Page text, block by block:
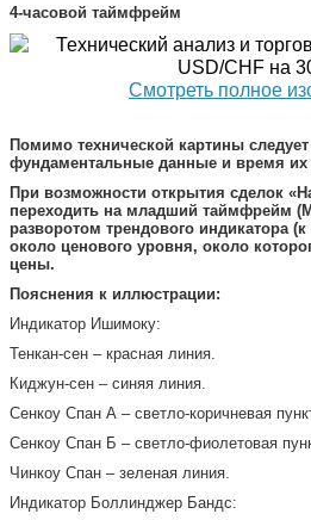
4-часовой таймфрейм
Смотреть полное
Помимо технической картины
фундаментальные данные и время
При возможности открытия сделок
переходить на младший таймфрейм
разворотом трендового индикатора
около ценового уровня, около
цены.
Пояснения к иллюстрации:
Индикатор Ишимоку:
Тенкан-сен – красная линия.
Киджун-сен – синяя линия.
Сенкоу Спан А – светло-коричневая
Сенкоу Спан Б – светло-фиолетовая
Чинкоу Спан – зеленая линия.
Индикатор Боллинджер Бандс: